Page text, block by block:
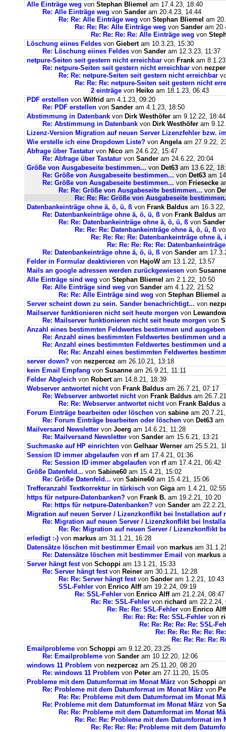
Alle Einträge weg von Stephan Bliemel am 17.4.23, 18:40
Re: Alle Einträge weg von Sander am 20.4.23, 14:44
Re: Re: Alle Einträge weg von Stephan Bliemel am
Re: Re: Re: Alle Einträge weg von Sander am
Re: Re: Re: Re: Alle Einträge weg von
Löschung eiines Feldes von Giebertam 10.3.23, 15:30
Re: Löschung eiines Feldes von Sander am 12.3.23, 11:37
netpure-Seiten seit gestern nicht erreichbar von Frank am
Re: netpure-Seiten seit gestern nicht erreichbar von
Re: Re: netpure-Seiten seit gestern nicht erreichbar
Re: Re: Re: netpure-Seiten seit gestern nicht
2 einträge von Heiko am 18.1.23, 06:43
PDF erstellen von Wilfrid am 4.1.23, 09:20
Re: PDF erstellen von Sander am 4.1.23, 18:50
Abstimmung in Datenbank von Dirk Westhöfer am 9.12.22, 18:44
Re: Abstimmung in Datenbank von Dirk Westhöfer am
Lizenz-Version Migration auf neuen Server Lizenzfehler bzw.
Wie erstelle ich eine Dropdown Liste? von Angela am 27.9.22,
Abfrage über Tastatur von Nico am 24.6.22, 15:47
Re: Abfrage über Tastatur von Sander am 24.6.22, 20:04
Größe von Ausgabeseite bestimmen... von Det63 am 13.6.22,
Re: Größe von Ausgabeseite bestimmen... von Det63 am
Re: Größe von Ausgabeseite bestimmen... von Friesecke
Re: Re: Größe von Ausgabeseite bestimmen... von
Re: Re: Re: Größe von Ausgabeseite
Datenbankeinträge ohne ä, ö, ü, ß von Frank Baldus am
Re: Datenbankeinträge ohne ä, ö, ü, ß von Frank Baldus
Re: Re: Datenbankeinträge ohne ä, ö, ü, ß von Sander
Re: Re: Re: Datenbankeinträge ohne ä, ö, ü, ß
Re: Re: Re: Re: Datenbankeinträge ohne ä,
Re: Re: Re: Re: Re:
Re: Datenbankeinträge ohne ä, ö, ü, ß von Sander am
Felder in Formular deaktivieren von HajoWam 13.1.22, 13:57
Mails an google adressen werden zurückgewiesen von Susanne
Alle Einträge sind weg von Stephan Bliemel am 2.1.22, 10:50
Re: Alle Einträge sind weg von Sander am 4.1.22, 21:52
Re: Re: Alle Einträge sind weg von Stephan Bliemel
Server scheint down zu sein. Sander benachrichtigt... von
Mailserver funktionieren nicht seit heute morgen von
Re: Mailserver funktionieren nicht seit heute morgen von
Anzahl eines bestimmten Feldwertes bestimmen und ausgeben
Re: Anzahl eines bestimmten Feldwertes bestimmen und
Re: Anzahl eines bestimmten Feldwertes bestimmen und
Re: Re: Anzahl eines bestimmten Feldwertes
server down? von nezpercez am 26.10.21, 13:18
kein Email Empfang von Susanne am 26.9.21, 11:11
Felder Abgleich von Robertam 14.8.21, 18:39
Webserver antwortet nichtvon Frank Baldus am 26.7.21, 07:17
Re: Webserver antwortet nichtvon Frank Baldus am
Re: Re: Webserver antwortet nichtvon Frank Baldus
Forum Einträge bearbeiten oder löschen von sabine am
Re: Forum Einträge bearbeiten oder löschen von Det63 am
Mailversand Newsletter von Joerg am 14.6.21, 11:28
Re: Mailversand Newsletter von Sander am 15.6.21, 13:21
Suchmaske auf HP einrichten von Gelhaar Werner am 25.5.21,
Session ID immer abgelaufen von rfam 17.4.21, 01:36
Re: Session ID immer abgelaufen von rfam 17.4.21, 06:42
Größe Datenfeld... von Sabine60 am 15.4.21, 15:02
Re: Größe Datenfeld... von Sabine60 am 15.4.21, 15:06
Trefferanzahl Textkorrektur in türkisch von Gigaam 1.4.21, 02:55
https für netpure-Datenbanken? von Frank B. am 19.2.21, 10:20
Re: https für netpure-Datenbanken? von Sander am
Migration auf neuen Server / Lizenzkonflikt bei Installation auf
Re: Migration auf neuen Server / Lizenzkonflikt bei
Re: Re: Migration auf neuen Server / Lizenzkonflikt
erledigt :-) von markus am 31.1.21, 16:28
Datensätze löschen mit bestimmer Email von markus am
Re: Datensätze löschen mit bestimmer Email von markus
Server hängt festvon Schoppi am 13.1.21, 15:33
Re: Server hängt festvon Reiner am 30.1.21, 12:28
Re: Re: Server hängt festvon Sander am 1.2.21, 10:43
SSL-Fehler von Enrico Alffam 19.2.24, 09:19
Re: SSL-Fehler von Enrico Alffam 21.2.24, 08:47
Re: Re: SSL-Fehler von richard am 22.2.24,
Re: Re: Re: SSL-Fehler von Enrico Alff
Re: Re: Re: Re: SSL-Fehler von
Re: Re: Re: Re: Re: SSL-
Re: Re: Re: Re: Re:
Re: Re: Re: Re:
Emailprobleme von Schoppi am 9.12.20, 23:25
Re: Emailprobleme von Sander am 10.12.20, 12:06
windows 11 Problem von nezpercez am 25.11.20, 08:20
Re: windows 11 Problem von Peter am 27.11.20, 15:05
Probleme mit dem Datumformat im Monat März von Schoppi
Re: Probleme mit dem Datumformat im Monat März von
Re: Re: Probleme mit dem Datumformat im Monat
Re: Probleme mit dem Datumformat im Monat März von
Re: Re: Probleme mit dem Datumformat im Monat
Re: Re: Re: Probleme mit dem Datumformat im
Re: Re: Re: Re: Probleme mit dem